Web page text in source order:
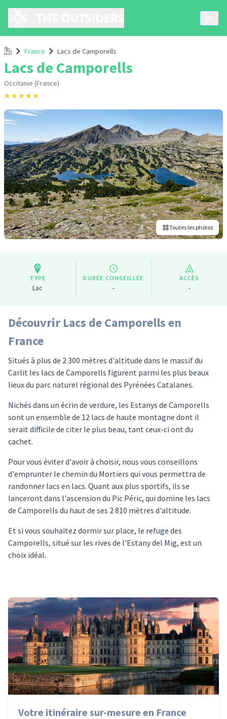
Accueil
France Lacs de Camporells
Lacs de Camporells
Occitanie (France)
★★★★★
Toutes les photos
TYPE
Lac
DURÉE CONSEILLÉE
-
ACCÈS
-
Découvrir Lacs de Camporells en
France
Situés à plus de 2 300 mètres d'altitude dans le massif du
Carlit les lacs de Camporells figurent parmi les plus beaux
lieux du parc naturel régional des Pyrénées Catalanes.
Nichés dans un écrin de verdure, les Estanys de Camporells
sont un ensemble de 12 lacs de haute montagne dont il
serait difficile de citer le plus beau, tant ceux-ci ont du
cachet.
Pour vous éviter d'avoir à choisir, nous vous conseillons
d'emprunter le chemin du Mortiers qui vous permettra de
randonner lacs en lacs. Quant aux plus sportifs, ils se
lanceront dans l'ascension du Pic Péric, qui domine les lacs
de Camporells du haut de ses 2 810 mètres d'altitude.
Et si vous souhaitez dormir sur place, le refuge des
Camporells, situé sur les rives de l'Estany del Mig, est un
choix idéal.
Votre itinéraire sur-mesure en France